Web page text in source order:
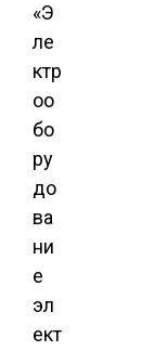
«Э
ле
ктр
оо
бо
ру
до
ва
ни
е
эл
ект